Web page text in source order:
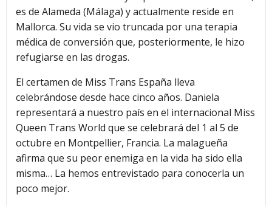
es de Alameda (Málaga) y actualmente reside en
Mallorca. Su vida se vio truncada por una terapia
médica de conversión que, posteriormente, le hizo
refugiarse en las drogas.
El certamen de Miss Trans España lleva
celebrándose desde hace cinco años. Daniela
representará a nuestro país en el internacional Miss
Queen Trans World que se celebrará del 1 al 5 de
octubre en Montpellier, Francia. La malagueña
afirma que su peor enemiga en la vida ha sido ella
misma… La hemos entrevistado para conocerla un
poco mejor.